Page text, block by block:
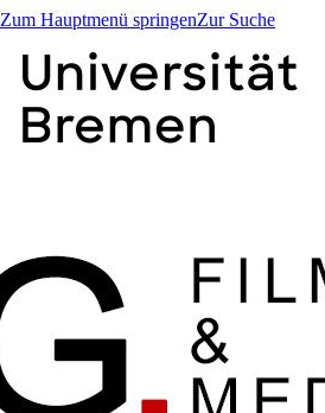
Zum Hauptmenü springenZur Suche